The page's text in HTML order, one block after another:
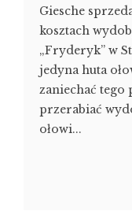
Giesche
kosztach
„Fryderyk” w
jedyna huta
zaniechać tego
przerabiać
ołowi...